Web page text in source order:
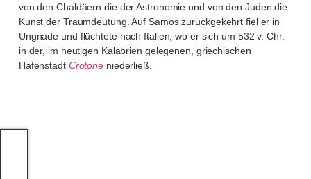
von den Chaldäern die der Astronomie und von den Juden die
Kunst der Traumdeutung. Auf Samos zurückgekehrt fiel er in
Ungnade und flüchtete nach Italien, wo er sich um 532 v. Chr.
in der, im heutigen Kalabrien gelegenen, griechischen
Hafenstadt Crotone niederließ.